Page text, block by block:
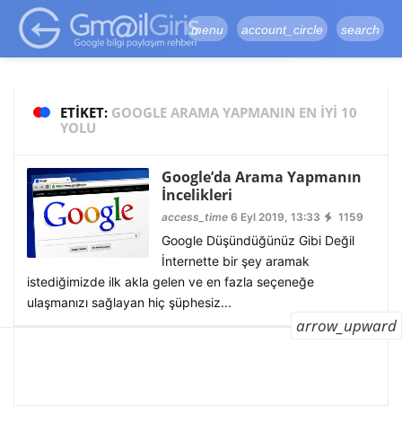
google-site-
verification=vqSI0upH550kabR5X8xpjMYieaXmuBueYgCJBW3uetM
menu account_circle search
ETIKET: GOOGLE ARAMA YAPMANIN EN IYI 10
YOLU
Google’da Arama Yapmanın
İncelikleri
access_time6 Eyl 2019, 13:33 1159
Google Düşündüğünüz Gibi Değil
İnternette bir şey aramak
istediğimizde ilk akla gelen ve en fazla seçeneğe
ulaşmanızı sağlayan hiç şüphesiz...
arrow_upward